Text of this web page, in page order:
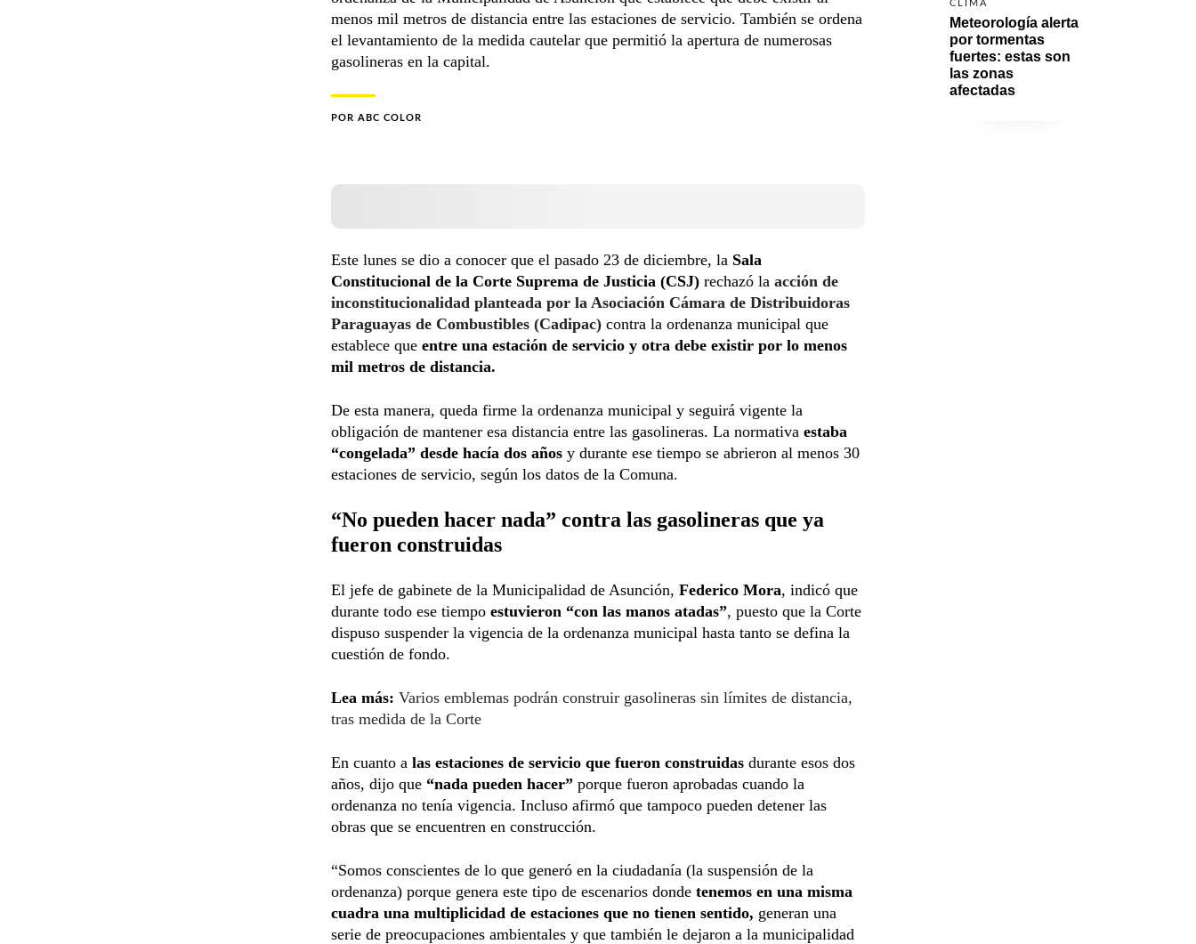
CLIMA
Meteorología alerta
por tormentas
fuertes: estas son
las zonas
afectadas
menos mil metros de distancia entre las estaciones de servicio. También se ordena
el levantamiento de la medida cautelar que permitió la apertura de numerosas
gasolineras en la capital.
POR ABC COLOR
Este lunes se dio a conocer que el pasado 23 de diciembre, la Sala
Constitucional de la Corte Suprema de Justicia (CSJ) rechazó la acción de
inconstitucionalidad planteada por la Asociación Cámara de Distribuidoras
Paraguayas de Combustibles (Cadipac) contra la ordenanza municipal que
establece que entre una estación de servicio y otra debe existir por lo menos
mil metros de distancia.
De esta manera, queda firme la ordenanza municipal y seguirá vigente la
obligación de mantener esa distancia entre las gasolineras. La normativa estaba
“congelada” desde hacía dos años y durante ese tiempo se abrieron al menos 30
estaciones de servicio, según los datos de la Comuna.
“No pueden hacer nada” contra las gasolineras que ya
fueron construidas
El jefe de gabinete de la Municipalidad de Asunción, Federico Mora, indicó que
durante todo ese tiempo estuvieron “con las manos atadas”, puesto que la Corte
dispuso suspender la vigencia de la ordenanza municipal hasta tanto se defina la
cuestión de fondo.
Lea más: Varios emblemas podrán construir gasolineras sin límites de distancia,
tras medida de la Corte
En cuanto a las estaciones de servicio que fueron construidas durante esos dos
años, dijo que “nada pueden hacer” porque fueron aprobadas cuando la
ordenanza no tenía vigencia. Incluso afirmó que tampoco pueden detener las
obras que se encuentren en construcción.
“Somos conscientes de lo que generó en la ciudadanía (la suspensión de la
ordenanza) porque genera este tipo de escenarios donde tenemos en una misma
cuadra una multiplicidad de estaciones que no tienen sentido, generan una
serie de preocupaciones ambientales y que también le dejaron a la municipalidad